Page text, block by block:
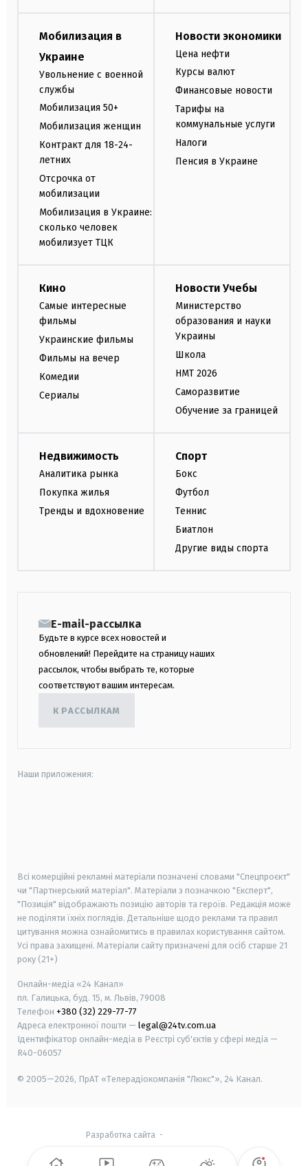
Мобилизация в
Украине
Увольнение с военной
службы
Мобилизация 50+
Мобилизация женщин
Контракт для 18-24-
летних
Отсрочка от
мобилизации
Мобилизация в Украине:
сколько человек
мобилизует ТЦК
Новости экономики
Цена нефти
Курсы валют
Финансовые новости
Тарифы на
коммунальные услуги
Налоги
Пенсия в Украине
Кино
Самые интересные
фильмы
Украинские фильмы
Фильмы на вечер
Комедии
Сериалы
Новости Учебы
Министерство
образования и науки
Украины
Школа
НМТ 2026
Саморазвитие
Обучение за границей
Недвижимость
Аналитика рынка
Покупка жилья
Тренды и вдохновение
Спорт
Бокс
Футбол
Теннис
Биатлон
Другие виды спорта
E-mail-рассылка
Будьте в курсе всех новостей и
обновлений! Перейдите на страницу наших
рассылок, чтобы выбрать те, которые
соответствуют вашим интересам.
К РАССЫЛКАМ
Наши приложения:
Всі комерційні рекламні матеріали позначені словами "Спецпроєкт"
чи "Партнерський матеріал". Матеріали з позначкою "Експерт",
"Позиція" відображають позицію авторів та героїв. Редакція може
не поділяти їхніх поглядів. Детальніше щодо реклами та правил
цитування можна ознайомитись в правилах користування сайтом.
Усі права захищені. Матеріали сайту призначені для осіб старше 21
року (21+)
Онлайн-медіа «24 Канал»
пл. Галицька, буд. 15, м. Львів, 79008
Телефон +380 (32) 229-77-77
Адреса електронної пошти — legal@24tv.com.ua
Ідентифікатор онлайн-медіа в Реєстрі суб'єктів у сфері медіа —
R40-06057
© 2005—2026, ПрАТ «Телерадіокомпанія "Люкс"», 24 Канал.
Разработка сайта -